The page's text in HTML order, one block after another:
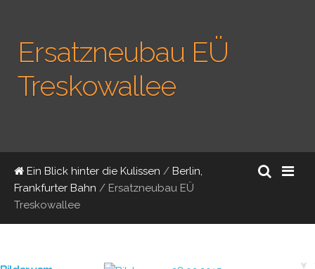
Ersatzneubau EÜ
Treskowallee
Ein Blick hinter die Kulissen / Berlin,
Frankfurter Bahn / Ersatzneubau EÜ
Treskowallee